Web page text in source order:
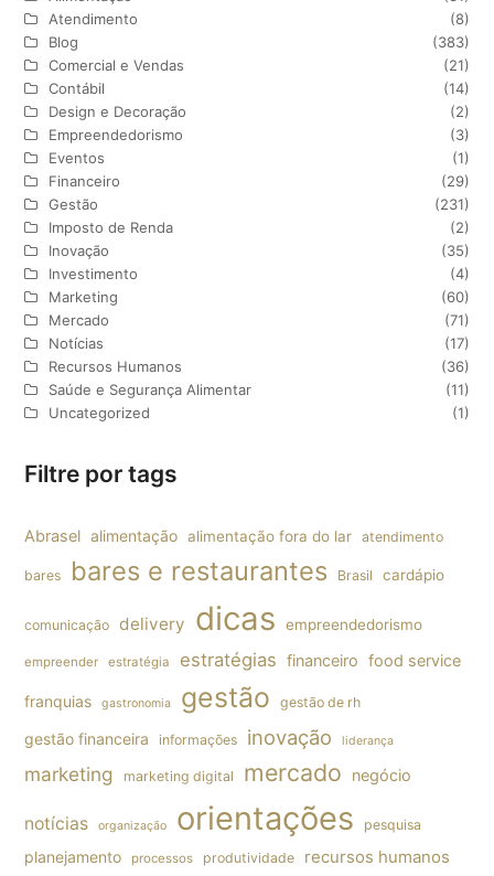
Atendimento
(8)
Blog
(383)
Comercial e Vendas
(21)
Contábil
(14)
Design e Decoração
(2)
Empreendedorismo
(3)
Eventos
(1)
Financeiro
(29)
Gestão
(231)
Imposto de Renda
(2)
Inovação
(35)
Investimento
(4)
Marketing
(60)
Mercado
(71)
Notícias
(17)
Recursos Humanos
(36)
Saúde e Segurança Alimentar
(11)
Uncategorized
(1)
Filtre por tags
Abrasel alimentação alimentação fora do lar atendimento
bares bares e restaurantes Brasil cardápio
comunicação delivery dicas empreendedorismo
empreender estratégia estratégias financeiro food service
franquias gastronomia gestão gestão de rh
gestão financeira informações inovação liderança
marketing marketing digital mercado negócio
notícias organização orientações pesquisa
planejamento processos produtividade recursos humanos